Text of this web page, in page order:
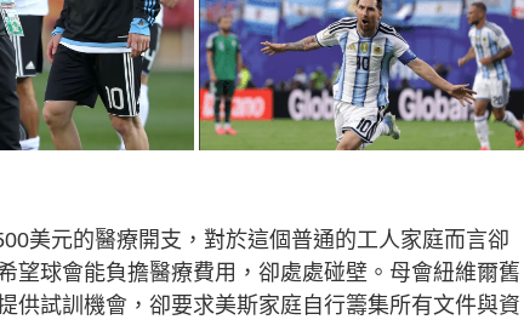
美元的醫療開支，對於這個普通的工人家庭而言卻
望球會能負擔醫療費用，卻處處碰壁。母會紐維爾舊
供試訓機會，卻要求美斯家庭自行籌集所有文件與資